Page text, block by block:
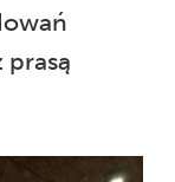
prasą